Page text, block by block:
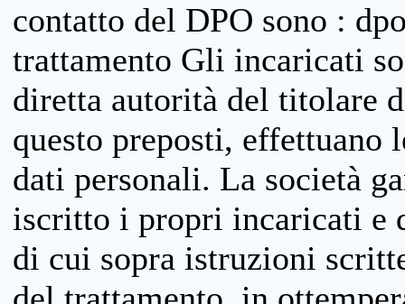
contatto del DPO sono :
trattamento Gli incaricati
diretta autorità del titolare
questo preposti, effettuano
dati personali. La società
iscritto i propri incaricati e
di cui sopra istruzioni